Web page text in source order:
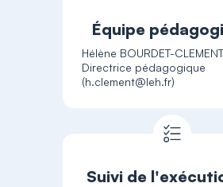
Équipe
Hélène BOURDET-
Directrice pédagogique
Suivi de